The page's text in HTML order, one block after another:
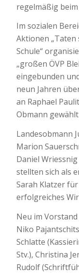
regelmäßig beim
Im sozialen
Aktionen „Taten
Schule“
„großen ÖVP
eingebunden
neun Jahren
an Raphael
Obmann
Landesobmann
Marion
Daniel
stellten sich als
Sarah Klatzer
erfolgreiches
Neu im
Niko
Schlatte (
Stv.), Christina
Rudolf (